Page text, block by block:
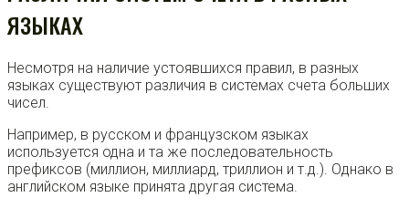
ЯЗЫКАХ
Несмотря на наличие устоявшихся правил, в разных
языках существуют различия в системах счета больших
чисел.
Например, в русском и французском языках
используется одна и та же последовательность
префиксов (миллион, миллиард, триллион и т.д.). Однако в
английском языке принята другая система.